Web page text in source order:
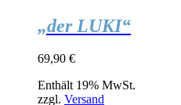
„der LUKI“
69,90 €
Enthält 19% MwSt.
zzgl. Versand